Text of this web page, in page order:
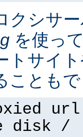
クシサ
を使っ
トサイ
ことも
disk /